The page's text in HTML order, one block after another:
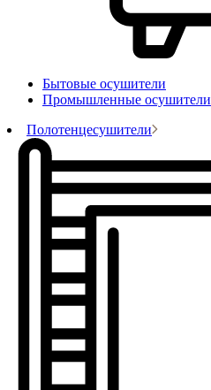
Бытовые осушители
Промышленные осушители
Полотенцесушители